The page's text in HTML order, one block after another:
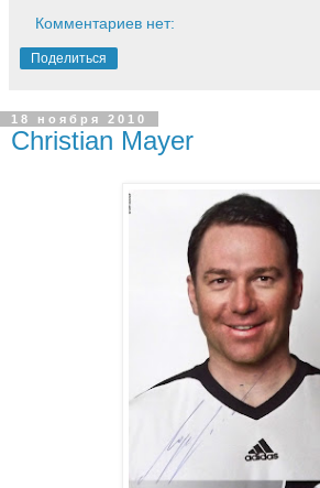
Комментариев нет:
Поделиться
18 ноября 2010
Christian Mayer